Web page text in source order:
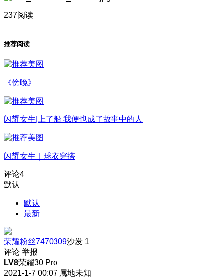
237阅读
推荐阅读
《傍晚》
闪耀女生|上了船 我便也成了故事中的人
闪耀女生｜球衣穿搭
评论4
默认
默认
最新
荣耀粉丝7470309沙发 1
评论 举报
LV8荣耀30 Pro
2021-1-7 00:07 属地未知